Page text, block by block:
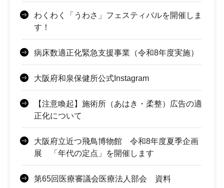
わくわく「うわさ」フェスティバルを開催しま
す！
病床数適正化緊急支援事業（令和8年度実施）
大阪府和泉保健所公式Instagram
【注意喚起】施術所（あはき・柔整）広告の適
正化について
大阪府立近つ飛鳥博物館 令和8年度夏季企画
展 「年代の定点」を開催します
第65回医療審議会医療法人部会 資料